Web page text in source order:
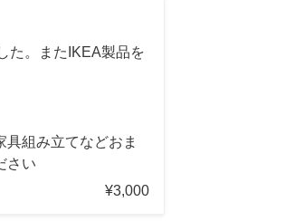
た。またIKEA製品を
具組み立てなどおま
さい
¥3,000